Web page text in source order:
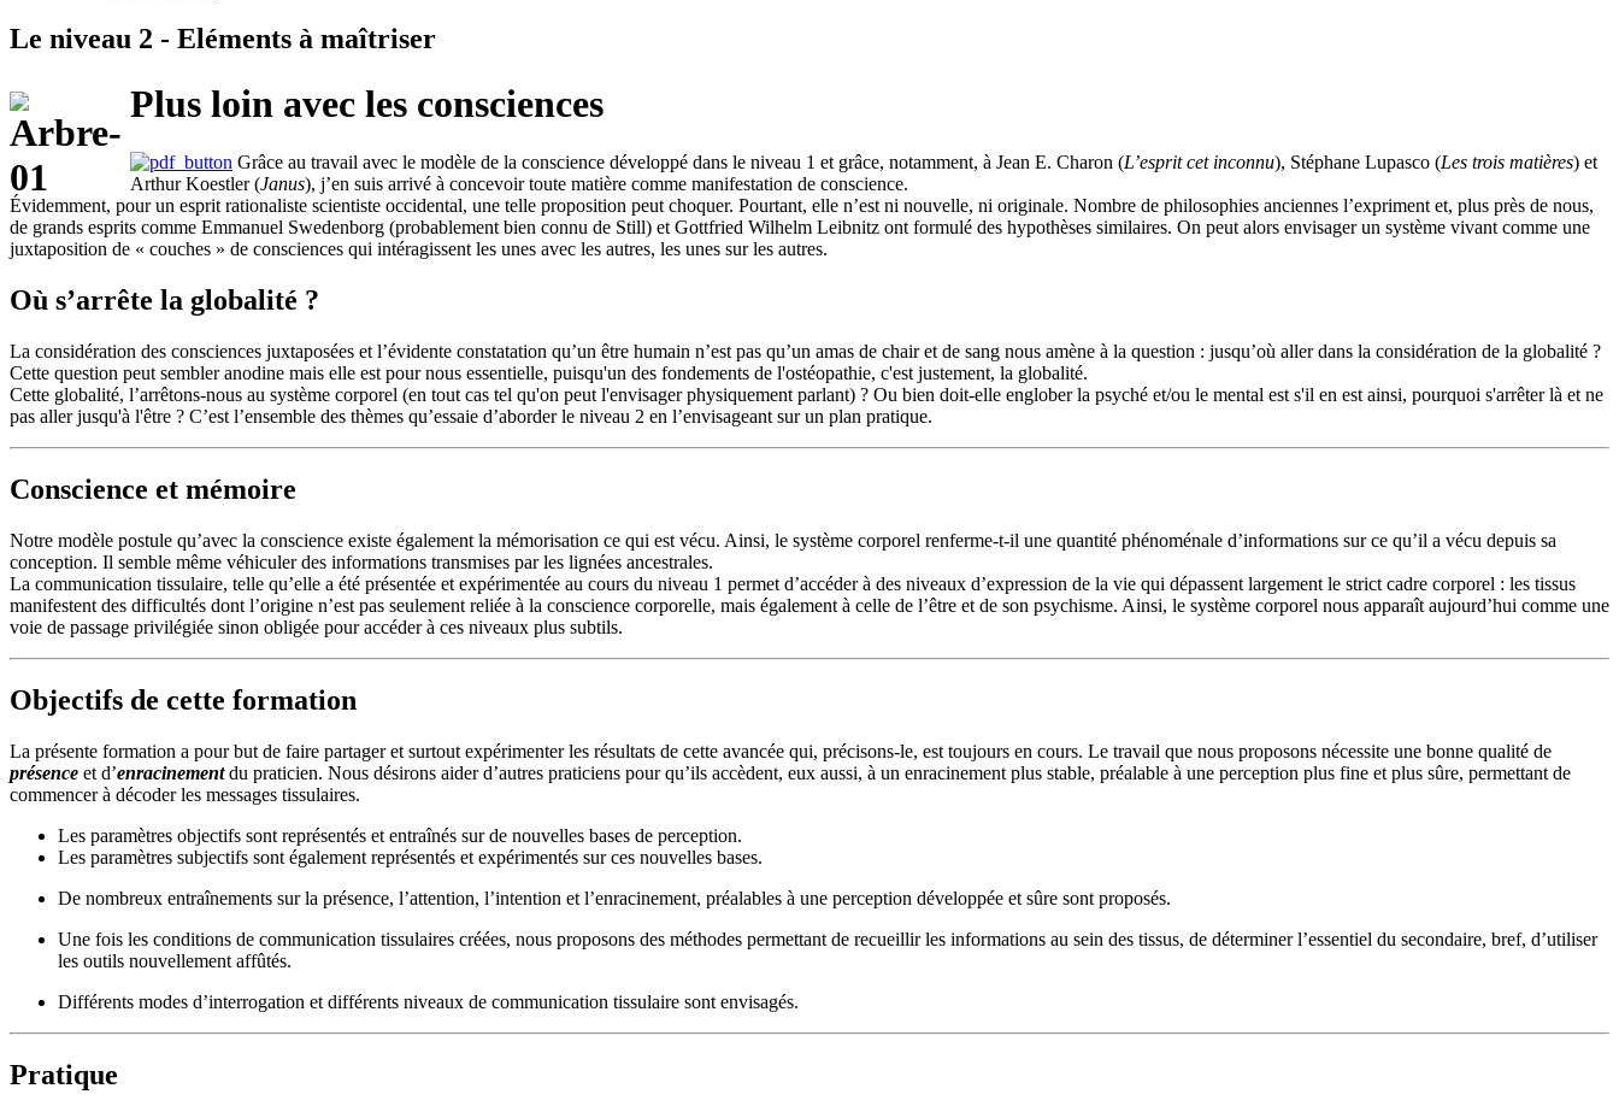
Le niveau 2 - Eléments à maîtriser
Plus loin avec les consciences
Grâce au travail avec le modèle de la conscience développé dans le niveau 1 et grâce, notamment, à Jean E. Charon (L’esprit cet inconnu), Stéphane Lupasco (Les trois matières) et
Arthur Koestler (Janus), j’en suis arrivé à concevoir toute matière comme manifestation de conscience.
Évidemment, pour un esprit rationaliste scientiste occidental, une telle proposition peut choquer. Pourtant, elle n’est ni nouvelle, ni originale. Nombre de philosophies anciennes l’expriment et, plus près de nous,
de grands esprits comme Emmanuel Swedenborg (probablement bien connu de Still) et Gottfried Wilhelm Leibnitz ont formulé des hypothèses similaires. On peut alors envisager un système vivant comme une
juxtaposition de « couches » de consciences qui intéragissent les unes avec les autres, les unes sur les autres.
Où s’arrête la globalité ?
La considération des consciences juxtaposées et l’évidente constatation qu’un être humain n’est pas qu’un amas de chair et de sang nous amène à la question : jusqu’où aller dans la considération de la globalité ?
Cette question peut sembler anodine mais elle est pour nous essentielle, puisqu'un des fondements de l'ostéopathie, c'est justement, la globalité.
Cette globalité, l’arrêtons-nous au système corporel (en tout cas tel qu'on peut l'envisager physiquement parlant) ? Ou bien doit-elle englober la psyché et/ou le mental est s'il en est ainsi, pourquoi s'arrêter là et ne
pas aller jusqu'à l'être ? C’est l’ensemble des thèmes qu’essaie d’aborder le niveau 2 en l’envisageant sur un plan pratique.
Conscience et mémoire
Notre modèle postule qu’avec la conscience existe également la mémorisation ce qui est vécu. Ainsi, le système corporel renferme-t-il une quantité phénoménale d’informations sur ce qu’il a vécu depuis sa
conception. Il semble même véhiculer des informations transmises par les lignées ancestrales.
La communication tissulaire, telle qu’elle a été présentée et expérimentée au cours du niveau 1 permet d’accéder à des niveaux d’expression de la vie qui dépassent largement le strict cadre corporel : les tissus
manifestent des difficultés dont l’origine n’est pas seulement reliée à la conscience corporelle, mais également à celle de l’être et de son psychisme. Ainsi, le système corporel nous apparaît aujourd’hui comme une
voie de passage privilégiée sinon obligée pour accéder à ces niveaux plus subtils.
Objectifs de cette formation
La présente formation a pour but de faire partager et surtout expérimenter les résultats de cette avancée qui, précisons-le, est toujours en cours. Le travail que nous proposons nécessite une bonne qualité de
présence et d’enracinementdu praticien. Nous désirons aider d’autres praticiens pour qu’ils accèdent, eux aussi, à un enracinement plus stable, préalable à une perception plus fine et plus sûre, permettant de
commencer à décoder les messages tissulaires.
Les paramètres objectifs sont représentés et entraînés sur de nouvelles bases de perception.
Les paramètres subjectifs sont également représentés et expérimentés sur ces nouvelles bases.
De nombreux entraînements sur la présence, l’attention, l’intention et l’enracinement, préalables à une perception développée et sûre sont proposés.
Une fois les conditions de communication tissulaires créées, nous proposons des méthodes permettant de recueillir les informations au sein des tissus, de déterminer l’essentiel du secondaire, bref, d’utiliser
les outils nouvellement affûtés.
Différents modes d’interrogation et différents niveaux de communication tissulaire sont envisagés.
Pratique